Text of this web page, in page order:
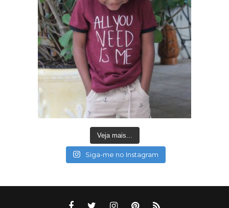
Veja mais...
Siga-me no Instagram